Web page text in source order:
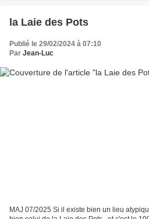
la Laie des Pots
Publié le 29/02/2024 à 07:10
Par Jean-Luc
MAJ 07/2025 Si il existe bien un lieu